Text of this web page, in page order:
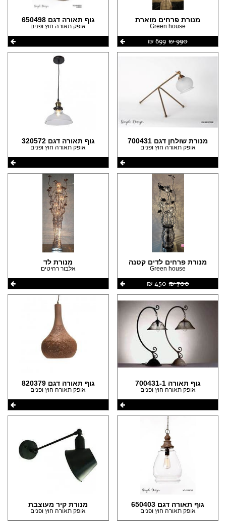
(2)
(2)
(1)
(27)
(11)
(8)
(8)
(5)
(2)
(1)
מנורת פרחים מוארת
Green house
990 ‏₪
699 ‏₪
גוף תאורה דגם 650498
אופק תאורה חוץ ופנים
מנורת שולחן דגם 700431
אופק תאורה חוץ ופנים
גוף תאורה דגם 320572
אופק תאורה חוץ ופנים
מנורת פרחים לדים קטנה
Green house
700 ‏₪
450 ‏₪
מנורת לד
אלבור רהיטים
גוף תאורה 700431-1
אופק תאורה חוץ ופנים
גוף תאורה דגם 820379
אופק תאורה חוץ ופנים
גוף תאורה דגם 650403
אופק תאורה חוץ ופנים
מנורת קיר מעוצבת
אופק תאורה חוץ ופנים